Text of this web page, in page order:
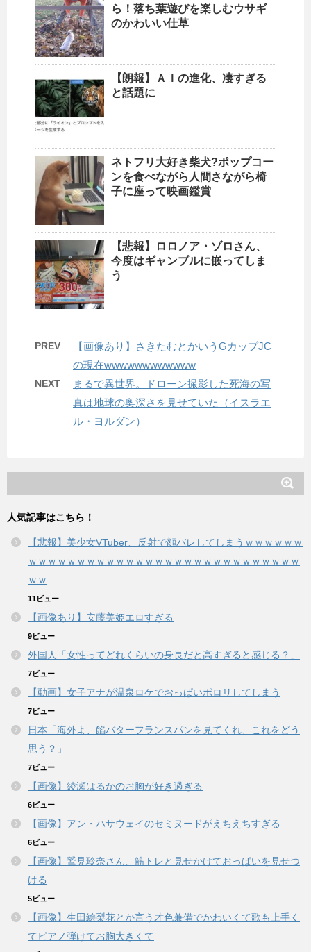
ら！落ち葉遊びを楽しむウサギ
のかわいい仕草
【朗報】ＡＩの進化、凄すぎる
と話題に
ネトフリ大好き柴犬?ポップコー
ンを食べながら人間さながら椅
子に座って映画鑑賞
【悲報】ロロノア・ゾロさん、
今度はギャンブルに嵌ってしま
う
PREV
【画像あり】さきたむとかいうGカップJC
の現在wwwwwwwwwwww
NEXT
まるで異世界。ドローン撮影した死海の写
真は地球の奥深さを見せていた（イスラエ
ル・ヨルダン）
人気記事はこちら！
【悲報】美少女VTuber、反射で顔バレしてしまうｗｗｗｗｗｗ
ｗｗｗｗｗｗｗｗｗｗｗｗｗｗｗｗｗｗｗｗｗｗｗｗｗｗｗｗ
ｗｗ
11ビュー
【画像あり】安藤美姫エロすぎる
9ビュー
外国人「女性ってどれくらいの身長だと高すぎると感じる？」
7ビュー
【動画】女子アナが温泉ロケでおっぱいポロリしてしまう
7ビュー
日本「海外よ、餡バターフランスパンを見てくれ、これをどう
思う？」
7ビュー
【画像】綾瀬はるかのお胸が好き過ぎる
6ビュー
【画像】アン・ハサウェイのセミヌードがえちえちすぎる
6ビュー
【画像】鷲見玲奈さん、筋トレと見せかけておっぱいを見せつ
ける
5ビュー
【画像】生田絵梨花とか言う才色兼備でかわいくて歌も上手く
てピアノ弾けてお胸大きくて